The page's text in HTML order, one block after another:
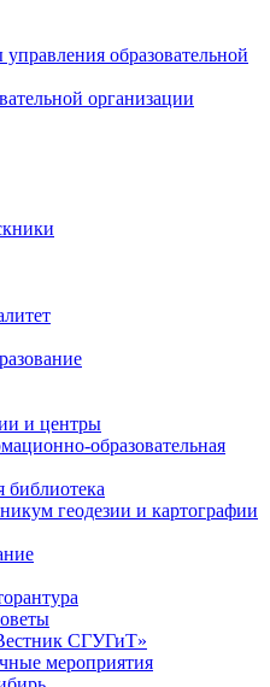
образовательной
организации
и центры
образовательная
библиотека
геодезии и картографии
СГУГиТ»
мероприятия